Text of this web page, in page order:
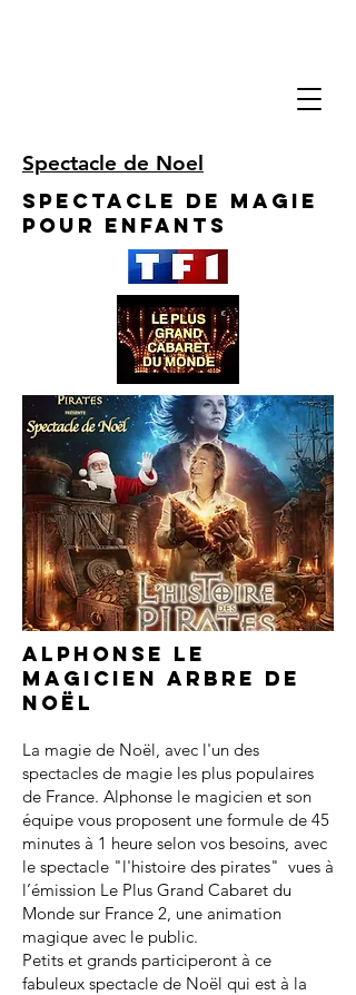
Spectacle de Noel
Spectacle de Magie
pour enfants
Alphonse le
magicien arbre de
noël
La magie de Noël, avec l'un des
spectacles de magie les plus populaires
de France. Alphonse le magicien et son
équipe vous proposent une formule de 45
minutes à 1 heure selon vos besoins, avec
le spectacle "l'histoire des pirates" vues à
l’émission Le Plus Grand Cabaret du
Monde sur France 2, une animation
magique avec le public.
Petits et grands participeront à ce
fabuleux spectacle de Noël qui est à la